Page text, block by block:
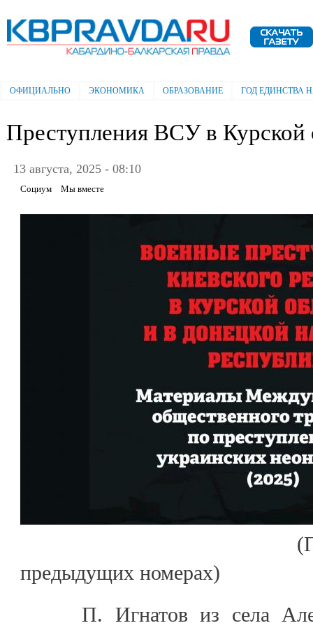
Электронная газета "Кабардино-
Балкарская правда"
Главное меню
ОФИЦИАЛЬНО ЭКОНОМИКА ОБРАЗОВАНИЕ ГОД ЕДИНСТВА
Преступления ВСУ в Курской
13 августа, 2025 - 08:10
Социум Мы вместе
предыдущих номерах)
П. Игнатов из села